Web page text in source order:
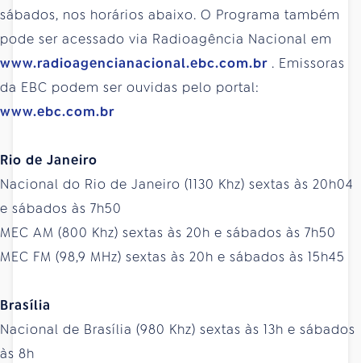
sábados, nos horários abaixo. O Programa também
pode ser acessado via Radioagência Nacional em
www.radioagencianacional.ebc.com.br . Emissoras
da EBC podem ser ouvidas pelo portal:
www.ebc.com.br
Rio de Janeiro
Nacional do Rio de Janeiro (1130 Khz) sextas às 20h04
e sábados às 7h50
MEC AM (800 Khz) sextas às 20h e sábados às 7h50
MEC FM (98,9 MHz) sextas às 20h e sábados às 15h45
Brasília
Nacional de Brasília (980 Khz) sextas às 13h e sábados
às 8h